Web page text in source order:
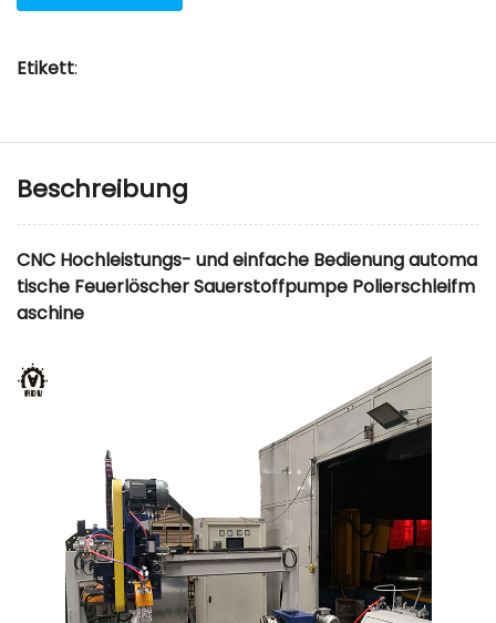
Etikett:
Beschreibung
CNC Hochleistungs- und einfache Bedienung automa
tische Feuerlöscher Sauerstoffpumpe Polierschleifm
aschine